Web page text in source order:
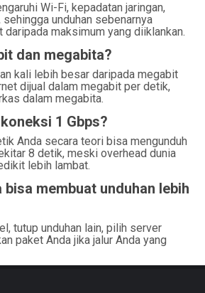
Wi-Fi, kepadatan jaringan,
unduhan sebenarnya
maksimum yang diiklankan.
dan megabita?
kali lebih besar daripada megabit
dijual dalam megabit per detik,
dalam megabita.
1 Gbps?
Anda secara teori bisa mengunduh
8 detik, meski overhead dunia
lebih lambat.
bisa membuat unduhan lebih
tutup unduhan lain, pilih server
paket Anda jika jalur Anda yang